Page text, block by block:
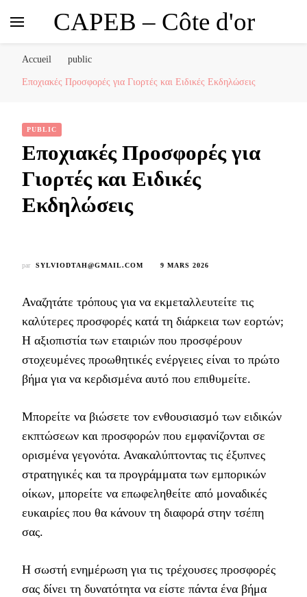
CAPEB – Côte d'or
Accueil public
Εποχιακές Προσφορές για Γιορτές και Ειδικές Εκδηλώσεις
PUBLIC
Εποχιακές Προσφορές για
Γιορτές και Ειδικές
Εκδηλώσεις
par SYLVIODTAH@GMAIL.COM 9 MARS 2026
Αναζητάτε τρόπους για να εκμεταλλευτείτε τις
καλύτερες προσφορές κατά τη διάρκεια των εορτών;
Η αξιοπιστία των εταιριών που προσφέρουν
στοχευμένες προωθητικές ενέργειες είναι το πρώτο
βήμα για να κερδισμένα αυτό που επιθυμείτε.
Μπορείτε να βιώσετε τον ενθουσιασμό των ειδικών
εκπτώσεων και προσφορών που εμφανίζονται σε
ορισμένα γεγονότα. Ανακαλύπτοντας τις έξυπνες
στρατηγικές και τα προγράμματα των εμπορικών
οίκων, μπορείτε να επωφεληθείτε από μοναδικές
ευκαιρίες που θα κάνουν τη διαφορά στην τσέπη
σας.
Η σωστή ενημέρωση για τις τρέχουσες προσφορές
σας δίνει τη δυνατότητα να είστε πάντα ένα βήμα